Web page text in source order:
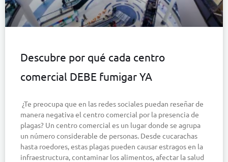
Descubre por qué cada centro
comercial DEBE fumigar YA
¿Te preocupa que en las redes sociales puedan reseñar de
manera negativa el centro comercial por la presencia de
plagas? Un centro comercial es un lugar donde se agrupa
un número considerable de personas. Desde cucarachas
hasta roedores, estas plagas pueden causar estragos en la
infraestructura, contaminar los alimentos, afectar la salud